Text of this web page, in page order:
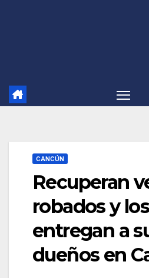
CANCÚN
Recuperan
robados y los
entregan a
dueños en